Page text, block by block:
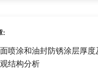
:
喷涂和油封防锈涂层厚度
结构分析